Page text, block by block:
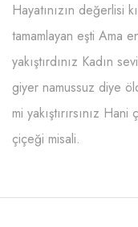
Hayatınızın değerlisi
tamamlayan eşti Ama
yakıştırdınız Kadın
giyer namussuz diye
mi yakıştırırsınız Hani
çiçeği misali.